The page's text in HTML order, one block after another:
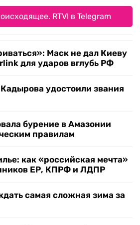
RTVI в Telegram
Маск не дал Киеву
для ударов вглубь РФ
удостоили звания
бурение в Амазонии
правилам
как «российская мечта»
ЕР, КПРФ и ЛДПР
самая сложная зима за